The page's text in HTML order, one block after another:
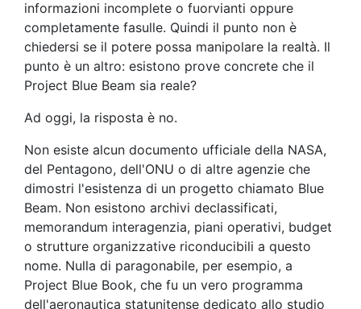
informazioni incomplete o fuorvianti oppure
completamente fasulle. Quindi il punto non è
chiedersi se il potere possa manipolare la realtà. Il
punto è un altro: esistono prove concrete che il
Project Blue Beam sia reale?
Ad oggi, la risposta è no.
Non esiste alcun documento ufficiale della NASA,
del Pentagono, dell'ONU o di altre agenzie che
dimostri l'esistenza di un progetto chiamato Blue
Beam. Non esistono archivi declassificati,
memorandum interagenzia, piani operativi, budget
o strutture organizzative riconducibili a questo
nome. Nulla di paragonabile, per esempio, a
Project Blue Book, che fu un vero programma
dell'aeronautica statunitense dedicato allo studio